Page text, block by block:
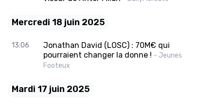
Mercredi 18 juin 2025
13:06
Jonathan David (LOSC) : 70M€ qui
pourraient changer la donne ! - Jeunes
Footeux
Mardi 17 juin 2025